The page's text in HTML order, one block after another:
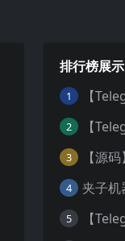
排行榜展示
1
2
3
4
5